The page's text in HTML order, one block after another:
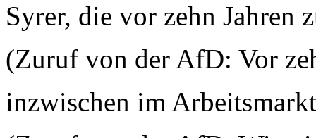
Syrer, die vor zehn Jahren
(Zuruf von der AfD: Vor
inzwischen im